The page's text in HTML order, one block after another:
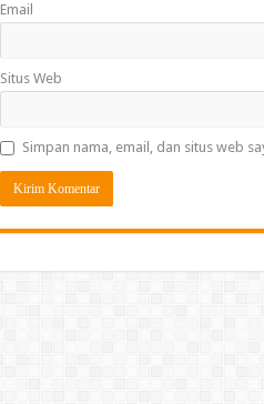
Email
Situs Web
Simpan nama, email, dan situs web